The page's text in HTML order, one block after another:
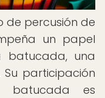
de percusión de
un papel
batucada, una
participación
es